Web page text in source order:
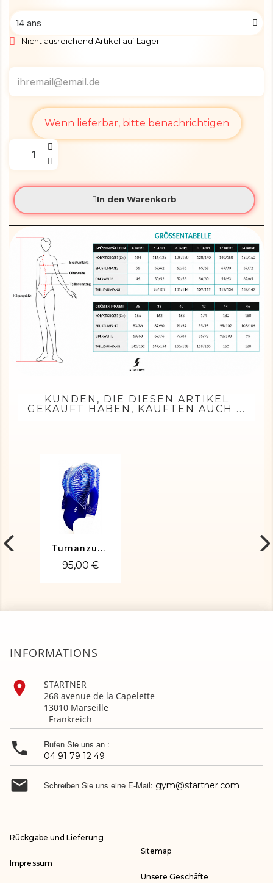
Nicht ausreichend Artikel auf Lager
Wenn lieferbar, bitte benachrichtigen
In den Warenkorb
KUNDEN, DIE DIESEN ARTIKEL
GEKAUFT HABEN, KAUFTEN AUCH ...
Turnanzug Tennesy-01
95,00 €
INFORMATIONS

STARTNER
268 avenue de la Capelette
13010 Marseille
Frankreich
 Rufen Sie uns an :
04 91 79 12 49
 Schreiben Sie uns eine E-Mail: gym@startner.com
Rückgabe und Lieferung
Impressum
Sitemap
Unsere Geschäfte